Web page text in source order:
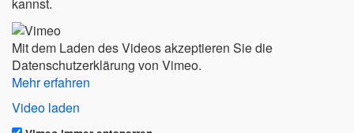
kannst.
Mit dem Laden des Videos akzeptieren Sie die
Datenschutzerklärung von Vimeo.
Mehr erfahren
Video laden